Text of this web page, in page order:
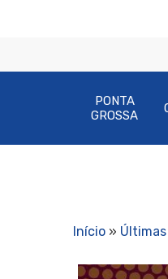
PONTA
GROSSA
Início »